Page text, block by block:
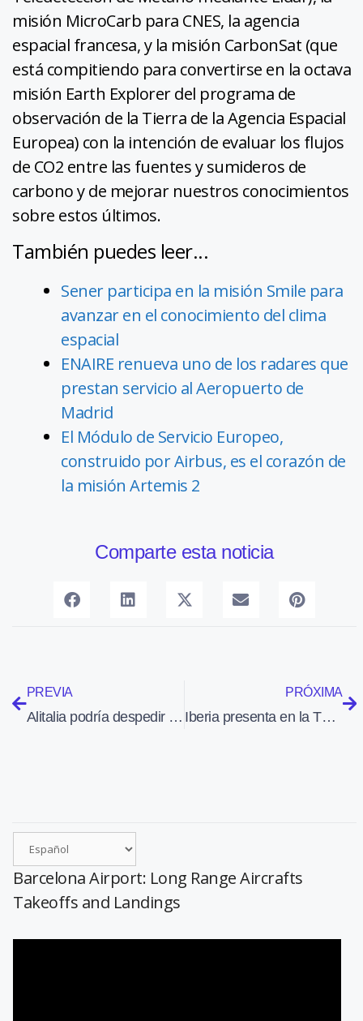
misión MicroCarb para CNES, la agencia
espacial francesa, y la misión CarbonSat (que
está compitiendo para convertirse en la octava
misión Earth Explorer del programa de
observación de la Tierra de la Agencia Espacial
Europea) con la intención de evaluar los flujos
de CO2 entre las fuentes y sumideros de
carbono y de mejorar nuestros conocimientos
sobre estos últimos.
También puedes leer...
Sener participa en la misión Smile para
avanzar en el conocimiento del clima
espacial
ENAIRE renueva uno de los radares que
prestan servicio al Aeropuerto de
Madrid
El Módulo de Servicio Europeo,
construido por Airbus, es el corazón de
la misión Artemis 2
Comparte esta noticia
PREVIA
Alitalia podría despedir a 2.500 empleados
PRÓXIMA
Iberia presenta en la T4 de Barajas el primer avión con los nuevos colores
Barcelona Airport: Long Range Aircrafts
Takeoffs and Landings